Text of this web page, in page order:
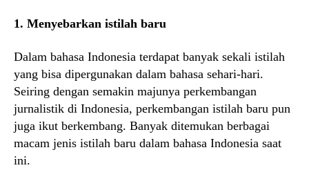
1. Menyebarkan istilah baru
Dalam bahasa Indonesia terdapat banyak sekali istilah
yang bisa dipergunakan dalam bahasa sehari-hari.
Seiring dengan semakin majunya perkembangan
jurnalistik di Indonesia, perkembangan istilah baru pun
juga ikut berkembang. Banyak ditemukan berbagai
macam jenis istilah baru dalam bahasa Indonesia saat
ini.